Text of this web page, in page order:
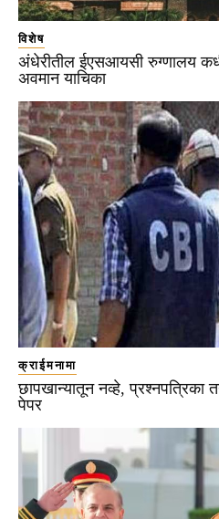
विशेष
अंधेरीतील ईएसआयसी रुग्णालय
अवमान याचिका
क्राईमनामा
छापखान्यातून नव्हे, प्रश्नपत्रिका
पेपर